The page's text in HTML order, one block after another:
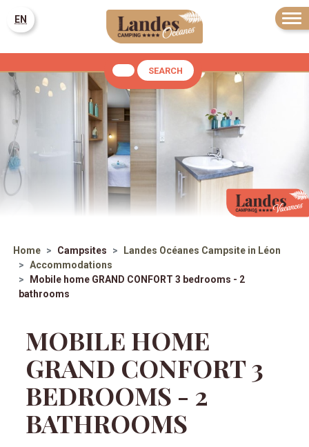
EN
SEARCH
Home Campsites Landes Océanes Campsite in Léon
Accommodations
Mobile home GRAND CONFORT 3 bedrooms - 2
bathrooms
MOBILE HOME
GRAND CONFORT 3
BEDROOMS - 2
BATHROOMS